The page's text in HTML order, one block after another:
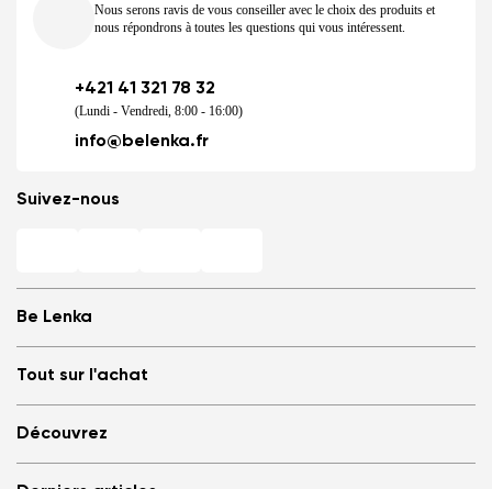
Be Lenka
Store Locator
À propos de nous
Be Lenka dans les Médias
Cookies
Tout sur l'achat
Se connecter
Référez à un ami et soyez récompensé
Découvrez
Nous serons ravis de vous conseiller avec le choix des produits et
nous répondrons à toutes les questions qui vous intéressent.
+421 41 321 78 32
(Lundi - Vendredi, 8:00 - 16:00)
info@belenka.fr
Suivez-nous